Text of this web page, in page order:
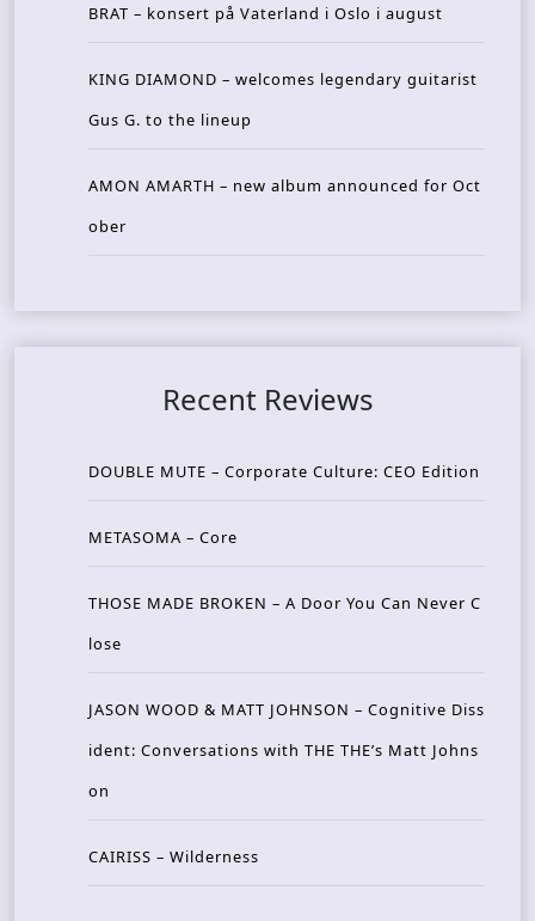
BRAT – konsert på Vaterland i Oslo i august
KING DIAMOND – welcomes legendary guitarist
Gus G. to the lineup
AMON AMARTH – new album announced for Oct
ober
Recent Reviews
DOUBLE MUTE – Corporate Culture: CEO Edition
METASOMA – Core
THOSE MADE BROKEN – A Door You Can Never C
lose
JASON WOOD & MATT JOHNSON – Cognitive Diss
ident: Conversations with THE THE’s Matt Johns
on
CAIRISS – Wilderness